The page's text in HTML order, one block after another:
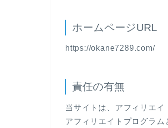
ホームページURL
https://okane7289.com/
責任の有無
当サイトは、アフィリエイ
アフィリエイトプログラ